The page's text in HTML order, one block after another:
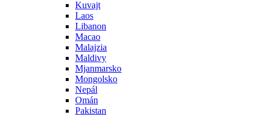
Kuvajt
Laos
Libanon
Macao
Malajzia
Maldivy
Mjanmarsko
Mongolsko
Nepál
Omán
Pakistan